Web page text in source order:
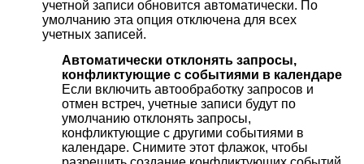
учетной записи обновится автоматически. По
умолчанию эта опция отключена для всех
учетных записей.
Автоматически отклонять запросы,
конфликтующие с событиями в календаре
Если включить автообработку запросов и
отмен встреч, учетные записи будут по
умолчанию отклонять запросы,
конфликтующие с другими событиями в
календаре. Снимите этот флажок, чтобы